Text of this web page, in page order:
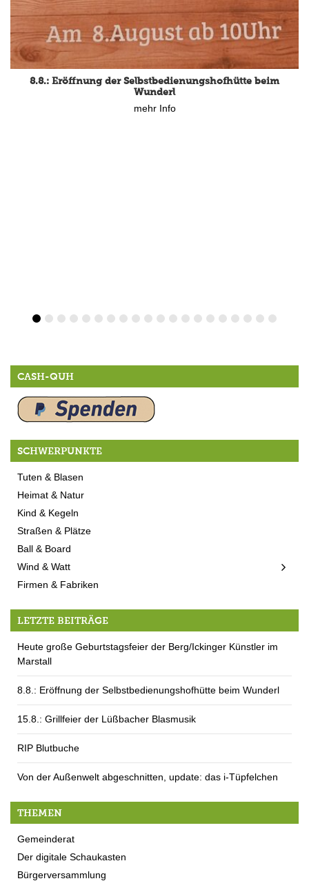
15.8.: Grillfeier der Lüßbacher Blasmusik
mehr Info
CASH-QUH
SCHWERPUNKTE
Tuten & Blasen
Heimat & Natur
Kind & Kegeln
Straßen & Plätze
Ball & Board
Wind & Watt
Firmen & Fabriken
LETZTE BEITRÄGE
Heute große Geburtstagsfeier der Berg/Ickinger Künstler im
Marstall
8.8.: Eröffnung der Selbstbedienungshofhütte beim Wunderl
15.8.: Grillfeier der Lüßbacher Blasmusik
RIP Blutbuche
Von der Außenwelt abgeschnitten, update: das i-Tüpfelchen
THEMEN
Gemeinderat
Der digitale Schaukasten
Bürgerversammlung